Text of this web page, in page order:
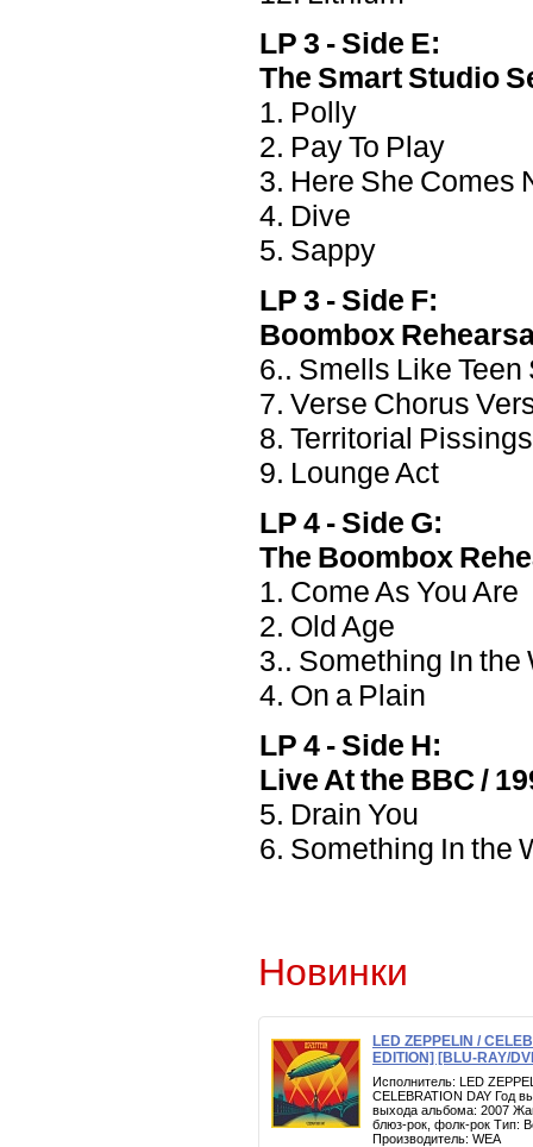
LP 3 - Side E:
The Smart Studio
1. Polly
2. Pay To Play
3. Here She Comes
4. Dive
5. Sappy
LP 3 - Side F:
Boombox
6.. Smells Like Teen
7. Verse Chorus
8. Territorial Pissings
9. Lounge Act
LP 4 - Side G:
The Boombox
1. Come As You Are
2. Old Age
3.. Something In the
4. On a Plain
LP 4 - Side H:
Live At the BBC /
5. Drain You
6. Something In the
Новинки
LED ZEPPELIN /
EDITION] [BLU-RAY/
Исполнитель: LED
CELEBRATION DAY Год
выхода альбома: 2007
блюз-рок, фолк-рок Тип:
Производитель: WEA